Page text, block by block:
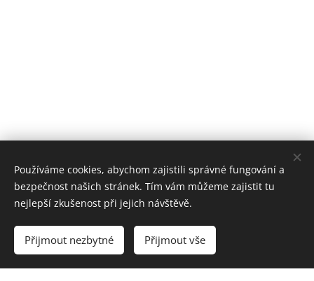
Používáme cookies, abychom zajistili správné fungování a
bezpečnost našich stránek. Tím vám můžeme zajistit tu
nejlepší zkušenost při jejich návštěvě.
Přijmout nezbytné Přijmout vše